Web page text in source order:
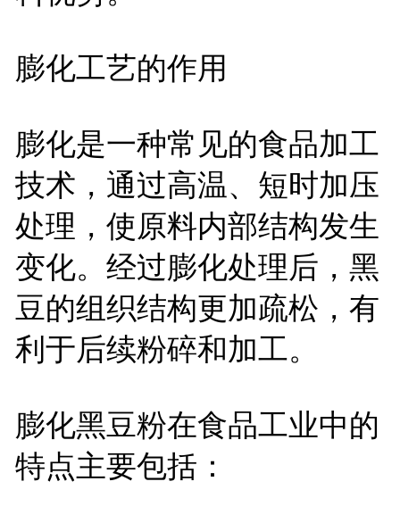
膨化工艺的作用
膨化是一种常见的食品加工
技术，通过高温、短时加压
处理，使原料内部结构发生
变化。经过膨化处理后，黑
豆的组织结构更加疏松，有
利于后续粉碎和加工。
膨化黑豆粉在食品工业中的
特点主要包括：